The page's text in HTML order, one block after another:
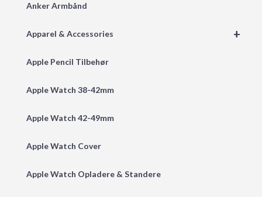
Anker Armbånd
+
Apparel & Accessories
Apple Pencil Tilbehør
Apple Watch 38-42mm
Apple Watch 42-49mm
Apple Watch Cover
Apple Watch Opladere & Standere